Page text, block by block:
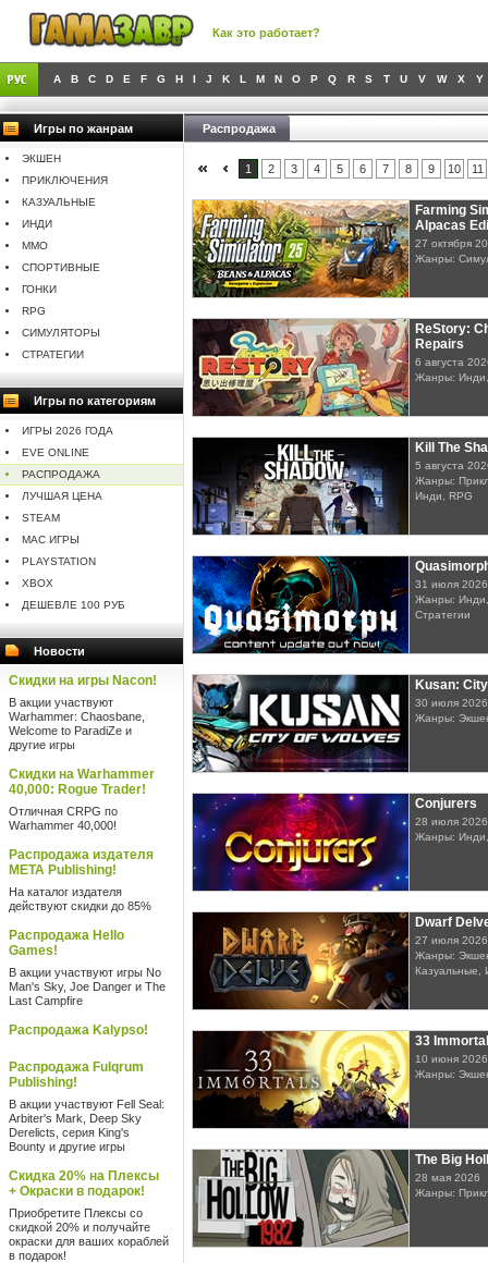
Как это работает?
A B C D E F G H I J K L M N O P Q R S T U V W X Y
Игры по жанрам
ЭКШЕН
ПРИКЛЮЧЕНИЯ
КАЗУАЛЬНЫЕ
ИНДИ
MMO
СПОРТИВНЫЕ
ГОНКИ
RPG
СИМУЛЯТОРЫ
СТРАТЕГИИ
Игры по категориям
ИГРЫ 2026 ГОДА
EVE ONLINE
РАСПРОДАЖА
ЛУЧШАЯ ЦЕНА
STEAM
MAC ИГРЫ
PLAYSTATION
XBOX
ДЕШЕВЛЕ 100 РУБ
Новости
Скидки на игры Nacon!
В акции участвуют
Warhammer: Chaosbane,
Welcome to ParadiZe и
другие игры
Скидки на Warhammer
40,000: Rogue Trader!
Отличная CRPG по
Warhammer 40,000!
Распродажа издателя
META Publishing!
На каталог издателя
действуют скидки до 85%
Распродажа Hello
Games!
В акции участвуют игры No
Man's Sky, Joe Danger и The
Last Campfire
Распродажа Kalypso!
Распродажа Fulqrum
Publishing!
В акции участвуют Fell Seal:
Arbiter's Mark, Deep Sky
Derelicts, серия King's
Bounty и другие игры
Скидка 20% на Плексы
+ Окраски в подарок!
Приобретите Плексы со
скидкой 20% и получайте
окраски для ваших кораблей
в подарок!
Распродажа
1 2 3 4 5 6 7 8 9 10 11
Farming
Alpacas
27 октября
Жанры:
ReStory:
Repairs
6 августа
Жанры:
Kill The
5 августа
Жанры:
Инди, RPG
31 июля 2026
Жанры:
Стратегии
Kusan:
30 июля 2026
Жанры:
Conjurers
28 июля 2026
Жанры: Инди,
Dwarf
27 июля 2026
Жанры:
Казуальные,
33
10 июня 2026
Жанры:
The Big
28 мая 2026
Жанры: